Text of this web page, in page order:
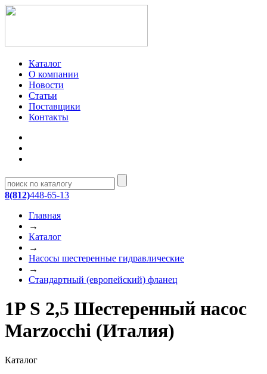
Каталог
О компании
Новости
Статьи
Поставщики
Контакты
8(812)448-65-13
Главная
→
Каталог
→
Насосы шестеренные гидравлические
→
Стандартный (европейский) фланец
1P S 2,5 Шестеренный насос
Marzocchi (Италия)
Каталог